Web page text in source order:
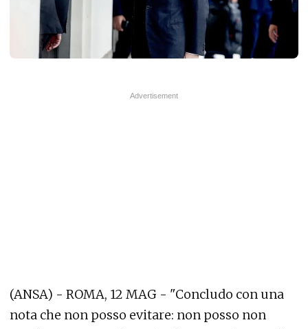
(ANSA) - ROMA, 12 MAG - "Concludo con una
nota che non posso evitare: non posso non